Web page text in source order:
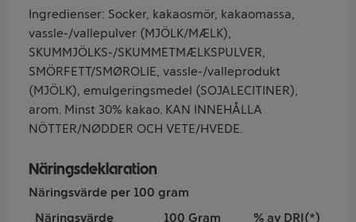
Ingredienser: Socker, kakaosmör, kakaomassa,
vassle-/vallepulver (MJÖLK/MÆLK),
SKUMMJÖLKS-/SKUMMETMÆLKSPULVER,
SMÖRFETT/SMØROLIE, vassle-/valleprodukt
(MJÖLK), emulgeringsmedel (SOJALECITINER),
arom. Minst 30% kakao. KAN INNEHÅLLA
NÖTTER/NØDDER OCH VETE/HVEDE.
Näringsdeklaration
Näringsvärde per 100 gram
Näringsvärde
100 Gram % av DRI(*)